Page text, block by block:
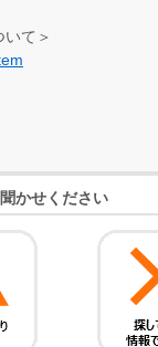
て＞
かせください